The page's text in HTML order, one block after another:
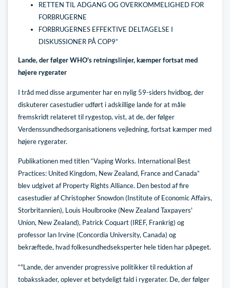
RETTEN TIL ADGANG OG OVERKOMMELIGHED FOR
FORBRUGERNE
FORBRUGERNES EFFEKTIVE DELTAGELSE I
DISKUSSIONER PÅ COP9”
Lande, der følger WHO's retningslinjer, kæmper fortsat med
højere rygerater
I tråd med disse argumenter har en nylig 59-siders hvidbog, der
diskuterer casestudier udført i adskillige lande for at måle
fremskridt relateret til rygestop, vist, at de, der følger
Verdenssundhedsorganisationens vejledning, fortsat kæmper med
højere rygerater.
Publikationen med titlen “Vaping Works. International Best
Practices: United Kingdom, New Zealand, France and Canada”
blev udgivet af Property Rights Alliance. Den bestod af fire
casestudier af Christopher Snowdon (Institute of Economic Affairs,
Storbritannien), Louis Houlbrooke (New Zealand Taxpayers'
Union, New Zealand), Patrick Coquart (IREF, Frankrig) og
professor Ian Irvine (Concordia University, Canada) og
bekræftede, hvad folkesundhedseksperter hele tiden har påpeget.
“"Lande, der anvender progressive politikker til reduktion af
tobaksskader, oplever et betydeligt fald i rygerater. De, der følger